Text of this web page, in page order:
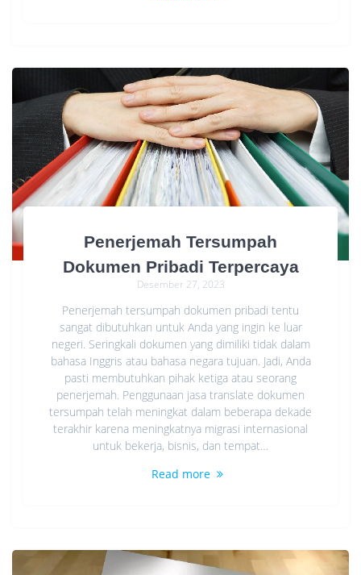
Penerjemah Tersumpah
Dokumen Pribadi Terpercaya
Desember 27, 2023
Penerjemah tersumpah dokumen pribadi tentu
sangat dibutuhkan untuk Anda yang ingin ke luar
negeri. Seringkali dokumen yang dimiliki tidak dalam
bahasa Inggris atau bahasa negara tujuan. Jadi, Anda
pasti membutuhkan pihak ketiga atau seorang
penerjemah. Penggunaan jasa translate dokumen
tersumpah telah meningkat dalam beberapa dekade
terakhir karena meningkatnya migrasi internasional
untuk bekerja, bisnis, dan tempat…
Read more